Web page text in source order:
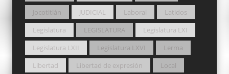
Jocotitlán
JUDICIAL Laboral
Latidos
Legislatura
LEGISLATURA
Legislatura LXI
Legislatura LXII
Legislatura LXVI
Lerma
Libertad
Libertad de expresión
Local